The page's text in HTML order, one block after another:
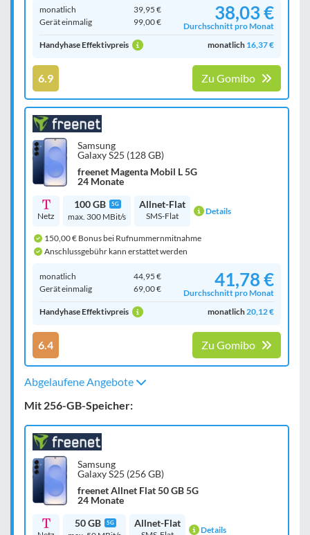
monatlich
39,95 €
Gerät einmalig
99,00 € 38,03 €
Durchschnitt pro Monat
Handyhase Effektivpreis
monatlich 16,37 €
6.9 Zu Gomibo
Samsung
Galaxy S25 (128 GB)
freenet Magenta Mobil L 5G
24 Monate
Netz
100 GB 5G
max. 300 MBit/s
Allnet-Flat
SMS-Flat Details
150,00 € Bonus bei Rufnummernmitnahme
Anschlussgebühr kann erstattet werden
monatlich
44,95 €
Gerät einmalig
69,00 € 41,78 €
Durchschnitt pro Monat
Handyhase Effektivpreis
monatlich20,12 €
6.4 Zu Gomibo
Abgelaufene Angebote
Mit 256-GB-Speicher:
Samsung
Galaxy S25 (256 GB)
freenet Allnet Flat 50 GB 5G
24 Monate
50 GB 5G Allnet-Flat
Details